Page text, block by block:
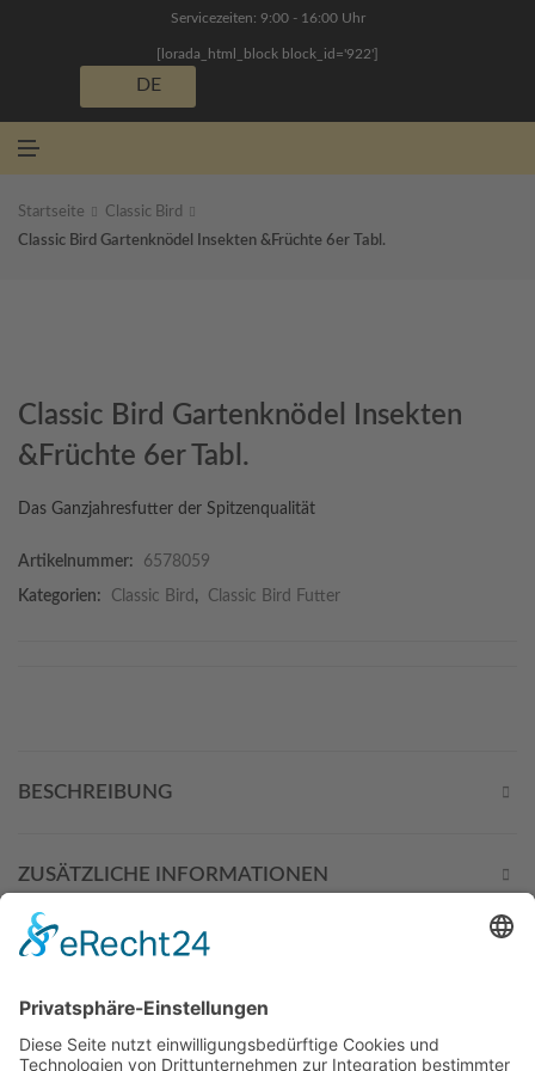
Servicezeiten: 9:00 - 16:00 Uhr
[lorada_html_block block_id='922']
DE
Startseite
Classic Bird
Classic Bird Gartenknödel Insekten &Früchte 6er Tabl.
Classic Bird Gartenknödel Insekten
&Früchte 6er Tabl.
Das Ganzjahresfutter der Spitzenqualität
Artikelnummer: 6578059
Kategorien: Classic Bird , Classic Bird Futter
BESCHREIBUNG
ZUSÄTZLICHE INFORMATIONEN
DIESE PRODUKTE KÖNNTEN
SIE AUCH INTERESSIEREN